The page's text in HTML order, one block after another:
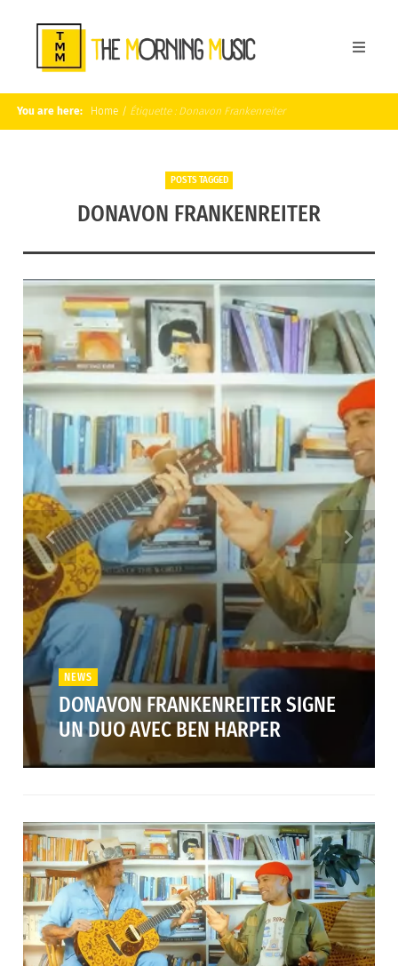
You are here: Home / Étiquette : Donavon Frankenreiter
POSTS TAGGED
DONAVON FRANKENREITER
NEWS
DONAVON FRANKENREITER SIGNE
UN DUO AVEC BEN HARPER